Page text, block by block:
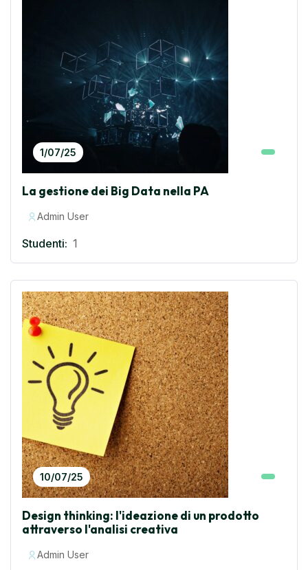
1/07/25
La gestione dei Big Data nella PA
Admin User
Studenti: 1
10/07/25
Design thinking: l'ideazione di un prodotto
attraverso l'analisi creativa
Admin User